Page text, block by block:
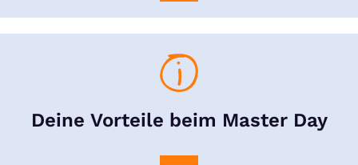
Deine Vorteile beim Master Day